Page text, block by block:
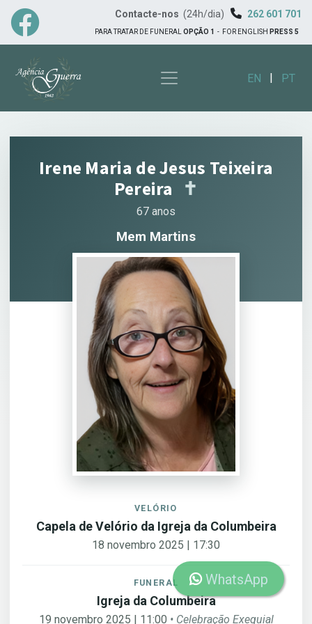
Contacte-nos (24h/dia) 262 601 701
PARA TRATAR DE FUNERAL OPÇÃO 1 - FOR ENGLISH PRESS 5
EN | PT
Irene Maria de Jesus Teixeira
Pereira
✝︎
67 anos
Mem Martins
VELÓRIO
Capela de Velório da Igreja da Columbeira
18 novembro 2025 | 17:30
FUNERAL
Igreja da Columbeira
19 novembro 2025 | 11:00 • Celebração Exequial
WhatsApp